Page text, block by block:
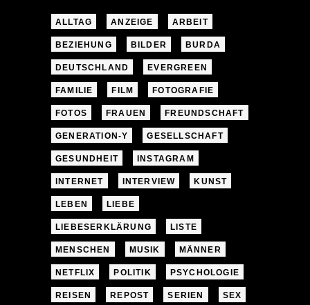
ALLTAG ANZEIGE ARBEIT
BEZIEHUNG BILDER BURDA
DEUTSCHLAND EVERGREEN
FAMILIE FILM FOTOGRAFIE
FOTOS FRAUEN FREUNDSCHAFT
GENERATION-Y GESELLSCHAFT
GESUNDHEIT INSTAGRAM
INTERNET INTERVIEW KUNST
LEBEN LIEBE
LIEBESERKLÄRUNG LISTE
MENSCHEN MUSIK MÄNNER
NETFLIX POLITIK PSYCHOLOGIE
REISEN REPOST SERIEN SEX